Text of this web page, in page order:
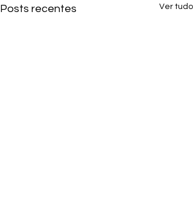
Posts recentes Ver tudo